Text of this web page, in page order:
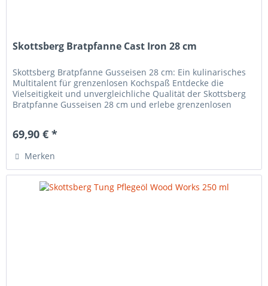
Skottsberg Bratpfanne Cast Iron 28 cm
Skottsberg Bratpfanne Gusseisen 28 cm: Ein kulinarisches
Multitalent für grenzenlosen Kochspaß Entdecke die
Vielseitigkeit und unvergleichliche Qualität der Skottsberg
Bratpfanne Gusseisen 28 cm und erlebe grenzenlosen
69,90 € *
Merken